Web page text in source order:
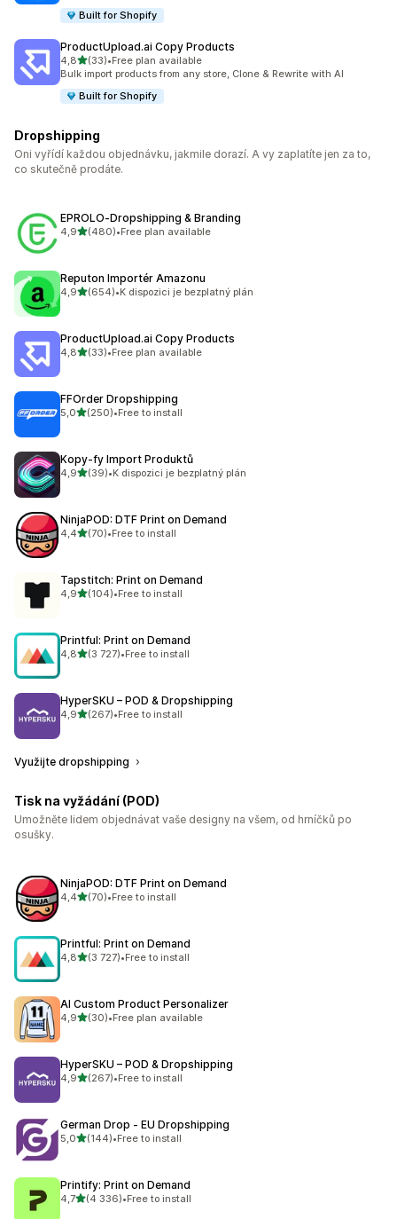
Built for Shopify
ProductUpload.ai Copy Products
4,8z 5 hvězd
(33)
Celkový počet recenzí: 33
•Free plan available
Bulk import products from any store, Clone & Rewrite with AI
Built for Shopify
Dropshipping
Oni vyřídí každou objednávku, jakmile dorazí. A vy zaplatíte jen za to,
co skutečně prodáte.
EPROLO‑Dropshipping & Branding
4,9z 5 hvězd
(480)
Celkový počet recenzí: 480
•Free plan available
Reputon Importér Amazonu
4,9z 5 hvězd
(654)
Celkový počet recenzí: 654
•K dispozici je bezplatný plán
ProductUpload.ai Copy Products
4,8z 5 hvězd
(33)
Celkový počet recenzí: 33
•Free plan available
FFOrder Dropshipping
5,0z 5 hvězd
(250)
Celkový počet recenzí: 250
•Free to install
Kopy‑fy Import Produktů
4,9z 5 hvězd
(39)
Celkový počet recenzí: 39
•K dispozici je bezplatný plán
NinjaPOD: DTF Print on Demand
4,4z 5 hvězd
(70)
Celkový počet recenzí: 70
•Free to install
Tapstitch: Print on Demand
4,9z 5 hvězd
(104)
Celkový počet recenzí: 104
•Free to install
Printful: Print on Demand
4,8z 5 hvězd
(3 727)
Celkový počet recenzí: 3727
•Free to install
HyperSKU – POD & Dropshipping
4,9z 5 hvězd
(267)
Celkový počet recenzí: 267
•Free to install
Využijte dropshipping
Tisk na vyžádání (POD)
Umožněte lidem objednávat vaše designy na všem, od hrníčků po
osušky.
NinjaPOD: DTF Print on Demand
4,4z 5 hvězd
(70)
Celkový počet recenzí: 70
•Free to install
Printful: Print on Demand
4,8z 5 hvězd
(3 727)
Celkový počet recenzí: 3727
•Free to install
AI Custom Product Personalizer
4,9z 5 hvězd
(30)
Celkový počet recenzí: 30
•Free plan available
HyperSKU – POD & Dropshipping
4,9z 5 hvězd
(267)
Celkový počet recenzí: 267
•Free to install
German Drop ‑ EU Dropshipping
5,0z 5 hvězd
(144)
Celkový počet recenzí: 144
•Free to install
Printify: Print on Demand
4,7z 5 hvězd
(4 336)
Celkový počet recenzí: 4336
•Free to install